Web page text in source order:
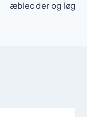
æblecider og løg